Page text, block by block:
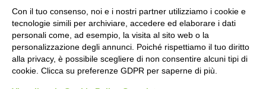
Informative Privacy
Security Policy
Documentazione contrattuale e GDPR
Condizioni generali di fornitura
Condizioni di vendita
Con il tuo consenso, noi e i nostri partner utilizziamo i cookie e
tecnologie simili per archiviare, accedere ed elaborare i dati
personali come, ad esempio, la visita al sito web o la
personalizzazione degli annunci. Poiché rispettiamo il tuo diritto
alla privacy, è possibile scegliere di non consentire alcuni tipi di
cookie. Clicca su preferenze GDPR per saperne di più.